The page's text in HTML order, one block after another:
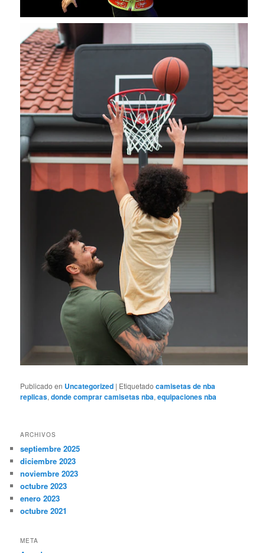
Publicado en Uncategorized | Etiquetado camisetas de nba
replicas,donde comprar camisetas nba,equipaciones nba
ARCHIVOS
septiembre 2025
diciembre 2023
noviembre 2023
octubre 2023
enero 2023
octubre 2021
META